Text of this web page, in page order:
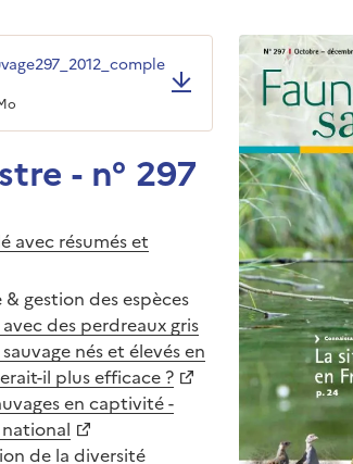
- n° 297
avec résumés et
& gestion des espèces
des perdreaux gris
nés et élevés en
il plus efficace ?
en captivité -
de la diversité